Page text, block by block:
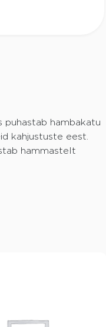
puhastab hambakatu
kahjustuste eest.
hammastelt